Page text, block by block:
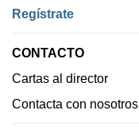
Regístrate
CONTACTO
Cartas al director
Contacta con nosotros